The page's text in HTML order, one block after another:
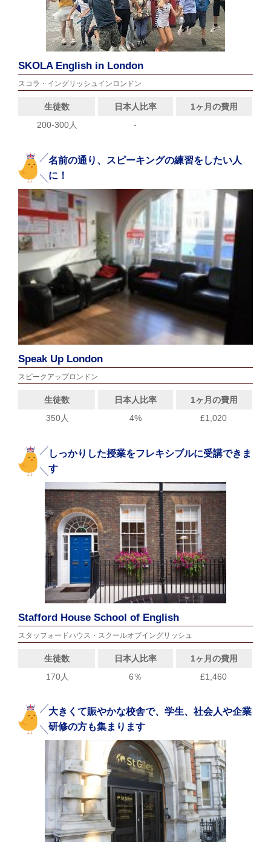
SKOLA English in London
スコラ・イングリッシュインロンドン
生徒数 日本人比率
1ヶ月の費用
200-300人
-
名前の通り、スピーキングの練習をしたい人
に！
Speak Up London
スピークアップロンドン
生徒数 日本人比率
1ヶ月の費用
350人
4% £1,020
しっかりした授業をフレキシブルに受講できま
す
Stafford House School of English
スタッフォードハウス・スクールオブイングリッシュ
生徒数 日本人比率
1ヶ月の費用
170人
6％ £1,460
大きくて賑やかな校舎で、学生、社会人や企業
研修の方も集まります